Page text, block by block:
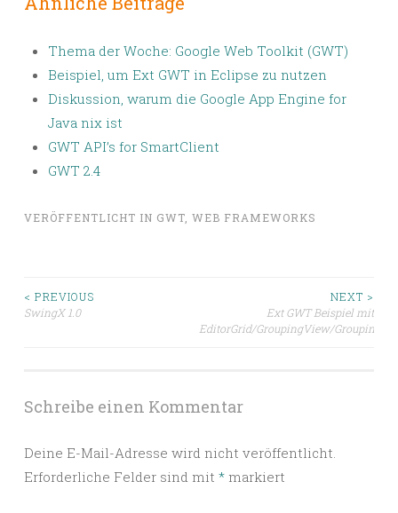
Thema der Woche: Google Web Toolkit (GWT)
Beispiel, um Ext GWT in Eclipse zu nutzen
Diskussion, warum die Google App Engine for
Java nix ist
GWT API’s for SmartClient
GWT 2.4
VERÖFFENTLICHT IN GWT WEB FRAMEWORKS
Beitragsnavigation
< PREVIOUS
SwingX 1.0
NEXT >
Ext GWT Beispiel mit
EditorGrid/GroupingView/
Schreibe einen Kommentar
Deine E-Mail-Adresse wird nicht veröffentlicht.
Erforderliche Felder sind mit * markiert